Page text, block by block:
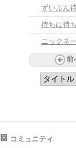
ずいぶん
待ちに待
ニックネ
前
コミュニティ